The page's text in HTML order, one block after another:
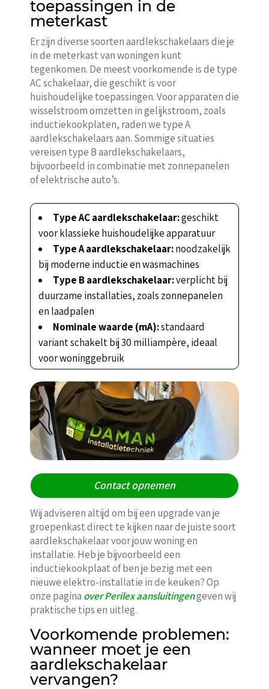
toepassingen in de
meterkast
Er zijn diverse soorten aardlekschakelaars die je
in de meterkast van woningen kunt
tegenkomen. De meest voorkomende is de type
AC schakelaar, die geschikt is voor
huishoudelijke toepassingen. Voor apparaten die
wisselstroom omzetten in gelijkstroom, zoals
inductiekookplaten, raden we type A
aardlekschakelaars aan. Sommige situaties
vereisen type B aardlekschakelaars,
bijvoorbeeld in combinatie met zonnepanelen
of elektrische auto’s.
Type AC aardlekschakelaar:geschikt
voor klassieke huishoudelijke apparatuur
Type A aardlekschakelaar:noodzakelijk
bij moderne inductie en wasmachines
Type B aardlekschakelaar:verplicht bij
duurzame installaties, zoals zonnepanelen
en laadpalen
Nominale waarde (mA):standaard
variant schakelt bij 30 milliampère, ideaal
voor woninggebruik
Contact opnemen
Wij adviseren altijd om bij een upgrade van je
groepenkast direct te kijken naar de juiste soort
aardlekschakelaar voor jouw woning en
installatie. Heb je bijvoorbeeld een
inductiekookplaat of ben je bezig met een
nieuwe elektro-installatie in de keuken? Op
onze pagina over Perilex aansluitingengeven wij
praktische tips en uitleg.
Voorkomende problemen:
wanneer moet je een
aardlekschakelaar
vervangen?